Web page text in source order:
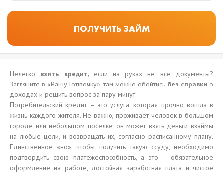
Нелегко взять кредит, если на руках не все документы?
Загляните в «Вашу Готівочку»: там можно обойтись без справки о
доходах и решить вопрос за пару минут.
Потребительский кредит – это услуга, которая прочно вошла в
жизнь каждого жителя. Не важно, проживает человек в большом
городе или небольшом поселке, он может взять деньги взаймы
на любые цели, и возвращать их, согласно расписанному плану.
Единственное «но»: чтобы получить такую ссуду, необходимо
подтвердить свою платежеспособность, а это – обязательное
оформление на работе, достойная заработная плата и чистое